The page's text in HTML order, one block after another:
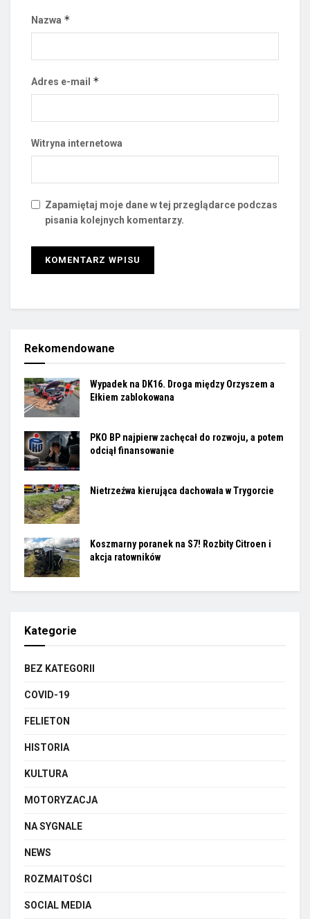
Nazwa *
Adres e-mail *
Witryna internetowa
Zapamiętaj moje dane w tej przeglądarce podczas
pisania kolejnych komentarzy.
Rekomendowane
Wypadek na DK16. Droga między Orzyszem a
Ełkiem zablokowana
PKO BP najpierw zachęcał do rozwoju, a potem
odciął finansowanie
Nietrzeźwa kierująca dachowała w Trygorcie
Koszmarny poranek na S7! Rozbity Citroen i
akcja ratowników
Kategorie
BEZ KATEGORII
COVID-19
FELIETON
HISTORIA
KULTURA
MOTORYZACJA
NA SYGNALE
NEWS
ROZMAITOŚCI
SOCIAL MEDIA